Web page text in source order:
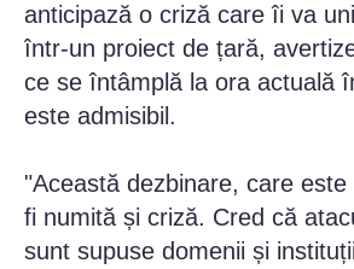
anticipază o criză care îi va
într-un proiect de țară,
ce se întâmplă la ora actuală
este admisibil.
"Această dezbinare, care este
fi numită și criză. Cred că
sunt supuse domenii și